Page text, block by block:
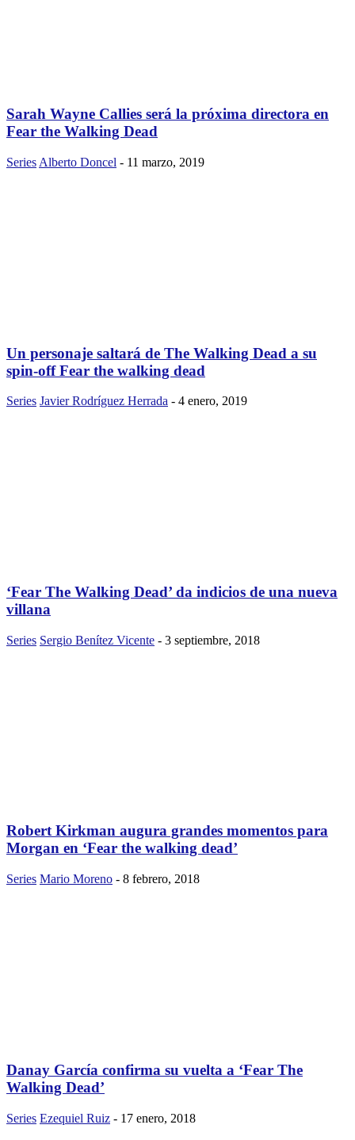
Sarah Wayne Callies será la próxima directora en
Fear the Walking Dead
Series Alberto Doncel - 11 marzo, 2019
Un personaje saltará de The Walking Dead a su
spin-off Fear the walking dead
Series Javier Rodríguez Herrada - 4 enero, 2019
‘Fear The Walking Dead’ da indicios de una nueva
villana
Series Sergio Benítez Vicente - 3 septiembre, 2018
Robert Kirkman augura grandes momentos para
Morgan en ‘Fear the walking dead’
Series Mario Moreno - 8 febrero, 2018
Danay García confirma su vuelta a ‘Fear The
Walking Dead’
Series Ezequiel Ruiz - 17 enero, 2018